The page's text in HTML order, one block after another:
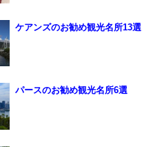
ケアンズのお勧め観光名所13選
パースのお勧め観光名所6選